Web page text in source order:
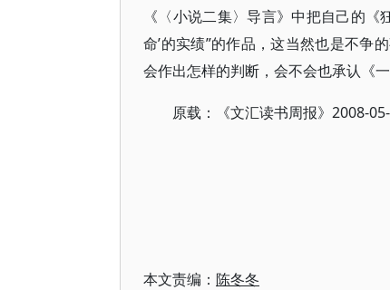
《〈小说二集〉导言》中把自己的
命’的实绩”的作品，这当然也是不争
会作出怎样的判断，会不会也承认《
原载：《文汇读书周报》2008-
本文责编： 陈冬冬